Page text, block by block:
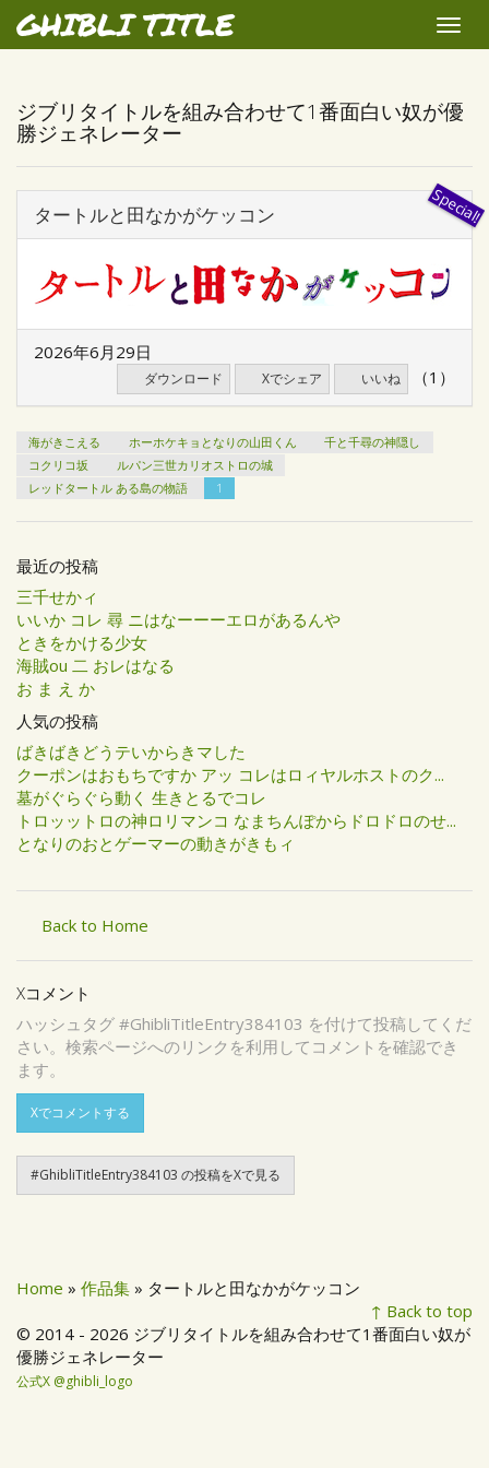
GHIBLI TITLE
Toggle
ジブリタイトルを組み合わせて1番面白い奴が優
勝ジェネレーター
タートルと田なかがケッコン
2026年6月29日
ダウンロード Xでシェア いいね （1）
海がきこえる ホーホケキョとなりの山田くん
千と千尋の神隠し
コクリコ坂
ルパン三世カリオストロの城
レッドタートル ある島の物語
1
最近の投稿
三千せかィ
いいか コレ 尋 ニはなーーーエロがあるんや
ときをかける少女
海賊ou 二 おレはなる
お ま え か
人気の投稿
ばきばきどうテいからきマした
クーポンはおもちですか アッ コレはロィヤルホストのク...
墓がぐらぐら動く 生きとるでコレ
トロッットロの神ロリマンコ なまちんぽからドロドロのせ...
となりのおとゲーマーの動きがきもィ
Back to Home
Xコメント
ハッシュタグ #GhibliTitleEntry384103 を付けて投稿してくだ
さい。検索ページへのリンクを利用してコメントを確認でき
ます。
Xでコメントする
#GhibliTitleEntry384103 の投稿をXで見る
Home » 作品集 » タートルと田なかがケッコン
↑ Back to top
© 2014 - 2026 ジブリタイトルを組み合わせて1番面白い奴が
優勝ジェネレーター
公式X @ghibli_logo